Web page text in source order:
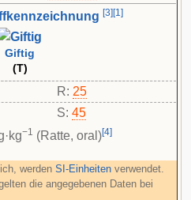
[3] [1]
Giftig
(T)
R: 25
S: 45
−1 (Ratte, oral)[4]
werden SI-Einheiten verwendet.
die angegebenen Daten bei